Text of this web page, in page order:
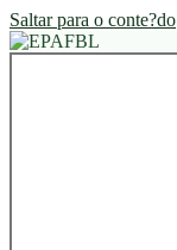
Saltar para o conte?do